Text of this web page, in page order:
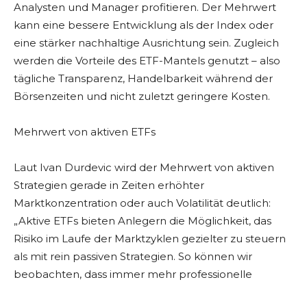
Analysten und Manager profitieren. Der Mehrwert
kann eine bessere Entwicklung als der Index oder
eine stärker nachhaltige Ausrichtung sein. Zugleich
werden die Vorteile des ETF-Mantels genutzt – also
tägliche Transparenz, Handelbarkeit während der
Börsenzeiten und nicht zuletzt geringere Kosten.
Mehrwert von aktiven ETFs
Laut Ivan Durdevic wird der Mehrwert von aktiven
Strategien gerade in Zeiten erhöhter
Marktkonzentration oder auch Volatilität deutlich:
„Aktive ETFs bieten Anlegern die Möglichkeit, das
Risiko im Laufe der Marktzyklen gezielter zu steuern
als mit rein passiven Strategien. So können wir
beobachten, dass immer mehr professionelle